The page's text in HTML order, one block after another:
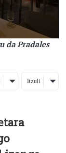
da Pradales
Itzuli